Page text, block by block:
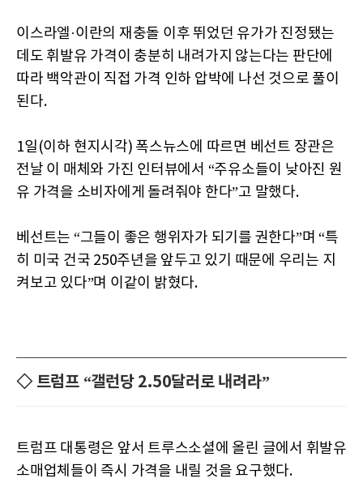
이스라엘·이란의 재충돌 이후 뛰었던 유가가 진정됐는
데도 휘발유 가격이 충분히 내려가지 않는다는 판단에
따라 백악관이 직접 가격 인하 압박에 나선 것으로 풀이
된다.
1일(이하 현지시각) 폭스뉴스에 따르면 베선트 장관은
전날 이 매체와 가진 인터뷰에서 “주유소들이 낮아진 원
유 가격을 소비자에게 돌려줘야 한다”고 말했다.
베선트는 “그들이 좋은 행위자가 되기를 권한다”며 “특
히 미국 건국 250주년을 앞두고 있기 때문에 우리는 지
켜보고 있다”며 이같이 밝혔다.
◇ 트럼프 “갤런당 2.50달러로 내려라”
트럼프 대통령은 앞서 트루스소셜에 올린 글에서 휘발유
소매업체들이 즉시 가격을 내릴 것을 요구했다.